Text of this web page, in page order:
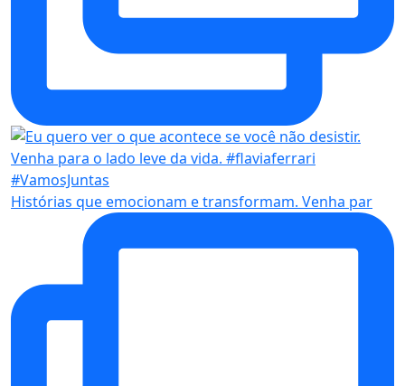
Histórias que emocionam e transformam. Venha par